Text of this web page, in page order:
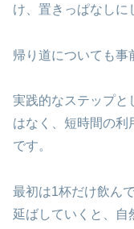
け、置きっぱなしに
帰り道についても事
実践的なステップと
はなく、短時間の利
です。
最初は1杯だけ飲ん
延ばしていくと、自